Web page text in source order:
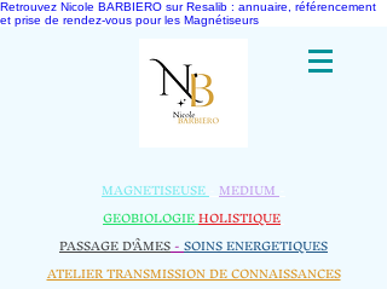
Retrouvez Nicole BARBIERO sur Resalib : annuaire, référencement
et prise de rendez-vous pour les Magnétiseurs
MAGNETISEUSE MEDIUM
GEOBIOLOGIE​HOLISTIQUE
PASSAGE D'ÂMES-SOINS ENERGETIQUES
ATELIER TRANSMISSION DE CONNAISSANCES